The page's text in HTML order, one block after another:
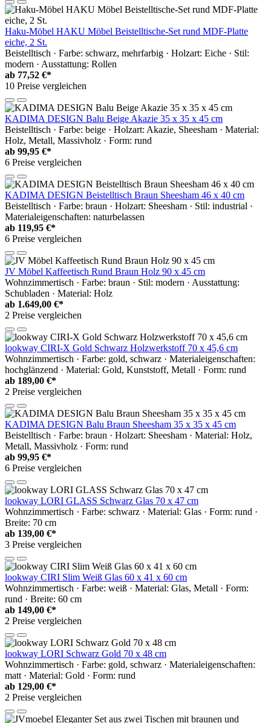
Haku-Möbel HAKU Möbel Beistelltische-Set rund MDF-Platte
eiche, 2 St.
Beistelltisch · Farbe: schwarz, mehrfarbig · Holzart: Eiche · Stil:
modern · Ausstattung: Rollen
ab 77,52 €*
10 Preise vergleichen
KADIMA DESIGN Balu Beige Akazie 35 x 35 x 45 cm
Beistelltisch · Farbe: beige · Holzart: Akazie, Sheesham · Material:
Holz, Metall, Massivholz · Form: rund
ab 99,95 €*
6 Preise vergleichen
KADIMA DESIGN Beistelltisch Braun Sheesham 46 x 40 cm
Beistelltisch · Farbe: braun · Holzart: Sheesham · Stil: industrial ·
Materialeigenschaften: naturbelassen
ab 119,95 €*
6 Preise vergleichen
JV Möbel Kaffeetisch Rund Braun Holz 90 x 45 cm
Wohnzimmertisch · Farbe: braun · Stil: modern · Ausstattung:
Schubladen · Material: Holz
ab 1.649,00 €*
2 Preise vergleichen
lookway CIRI-X Gold Schwarz Holzwerkstoff 70 x 45,6 cm
Wohnzimmertisch · Farbe: gold, schwarz · Materialeigenschaften:
hochglänzend · Material: Gold, Kunststoff, Metall · Form: rund
ab 189,00 €*
2 Preise vergleichen
KADIMA DESIGN Balu Braun Sheesham 35 x 35 x 45 cm
Beistelltisch · Farbe: braun · Holzart: Sheesham · Material: Holz,
Metall, Massivholz · Form: rund
ab 99,95 €*
6 Preise vergleichen
lookway LORI GLASS Schwarz Glas 70 x 47 cm
Wohnzimmertisch · Farbe: schwarz · Material: Glas · Form: rund ·
Breite: 70 cm
ab 139,00 €*
3 Preise vergleichen
lookway CIRI Slim Weiß Glas 60 x 41 x 60 cm
Wohnzimmertisch · Farbe: weiß · Material: Glas, Metall · Form:
rund · Breite: 60 cm
ab 149,00 €*
2 Preise vergleichen
lookway LORI Schwarz Gold 70 x 48 cm
Wohnzimmertisch · Farbe: gold, schwarz · Materialeigenschaften:
matt · Material: Gold · Form: rund
ab 129,00 €*
2 Preise vergleichen